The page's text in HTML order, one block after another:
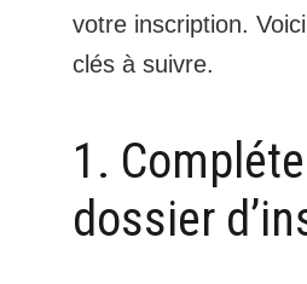
votre inscription.
clés à suivre.
1.
dossier